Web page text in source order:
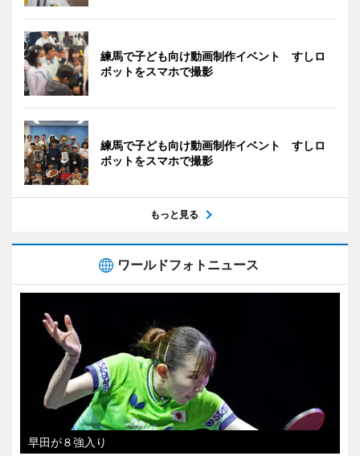
練馬で子ども向け動画制作イベント すしロ
ボットをスマホで撮影
練馬で子ども向け動画制作イベント すしロ
ボットをスマホで撮影
もっと見る
ワールドフォトニュース
早田が８強入り